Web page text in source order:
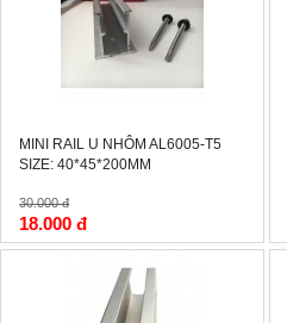
MINI RAIL U NHÔM AL6005-T5
SIZE: 40*45*200MM
30.000 đ
18.000 đ